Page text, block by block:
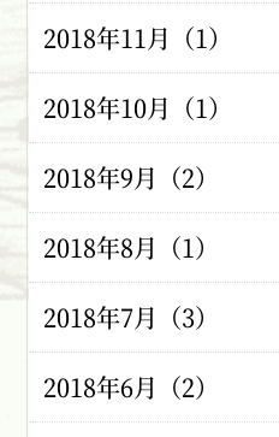
2018年11月（1）
2018年10月（1）
2018年9月（2）
2018年8月（1）
2018年7月（3）
2018年6月（2）